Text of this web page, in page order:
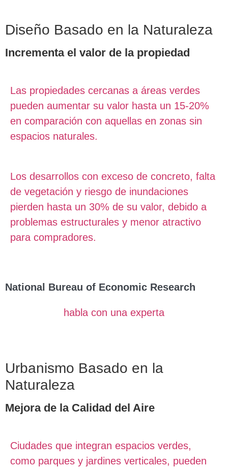
Diseño Basado en la Naturaleza
Incrementa el valor de la propiedad
Las propiedades cercanas a áreas verdes
pueden aumentar su valor hasta un 15-20%
en comparación con aquellas en zonas sin
espacios naturales.
Los desarrollos con exceso de concreto, falta
de vegetación y riesgo de inundaciones
pierden hasta un 30% de su valor, debido a
problemas estructurales y menor atractivo
para compradores.
National Bureau of Economic Research
habla con una experta
Urbanismo Basado en la
Naturaleza
Mejora de la Calidad del Aire
Ciudades que integran espacios verdes,
como parques y jardines verticales, pueden